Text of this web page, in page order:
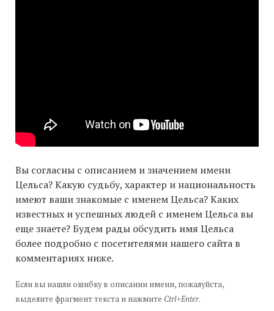
Вы согласны с описанием и значением имени
Цельса? Какую судьбу, характер и национальность
имеют ваши знакомые с именем Цельса? Каких
известных и успешных людей с именем Цельса вы
еще знаете? Будем рады обсудить имя Цельса
более подробно с посетителями нашего сайта в
комментариях ниже.
Если вы нашли ошибку в описании имени, пожалуйста,
выделите фрагмент текста и нажмите Ctrl+Enter.